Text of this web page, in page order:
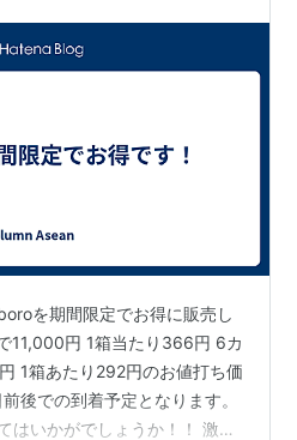
を期間限定でお得に販売し
11,000円 1箱当たり366円 6カ
1箱あたり292円のお値打ち価
後での到着予定となります。
はいかがでしょうか！！ 激安